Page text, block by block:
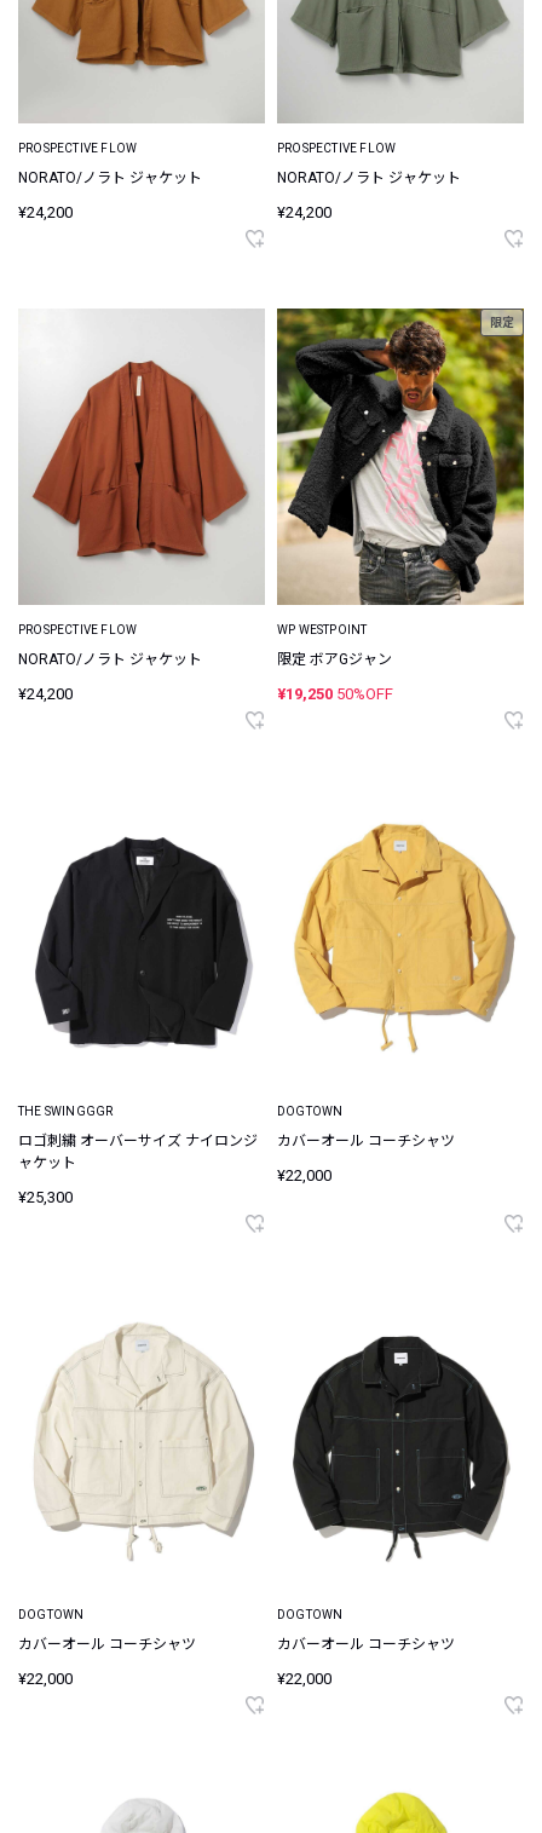
PROSPECTIVE FLOW
NORATO/ノラト ジャケット
¥24,200
PROSPECTIVE FLOW
NORATO/ノラト ジャケット
¥24,200
PROSPECTIVE FLOW
NORATO/ノラト ジャケット
¥24,200
限定
WP WESTPOINT
限定 ボアGジャン
¥19,250 50%OFF
THE SWINGGGR
ロゴ刺繍 オーバーサイズ ナイロンジ
ャケット
¥25,300
DOGTOWN
カバーオール コーチシャツ
¥22,000
DOGTOWN
カバーオール コーチシャツ
¥22,000
DOGTOWN
カバーオール コーチシャツ
¥22,000